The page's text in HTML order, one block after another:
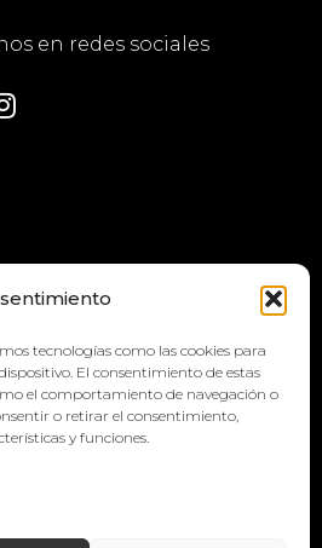
tecnologías como las cookies para
El consentimiento de estas
el comportamiento de navegación o
o retirar el consentimiento,
y funciones.
en redes sociales